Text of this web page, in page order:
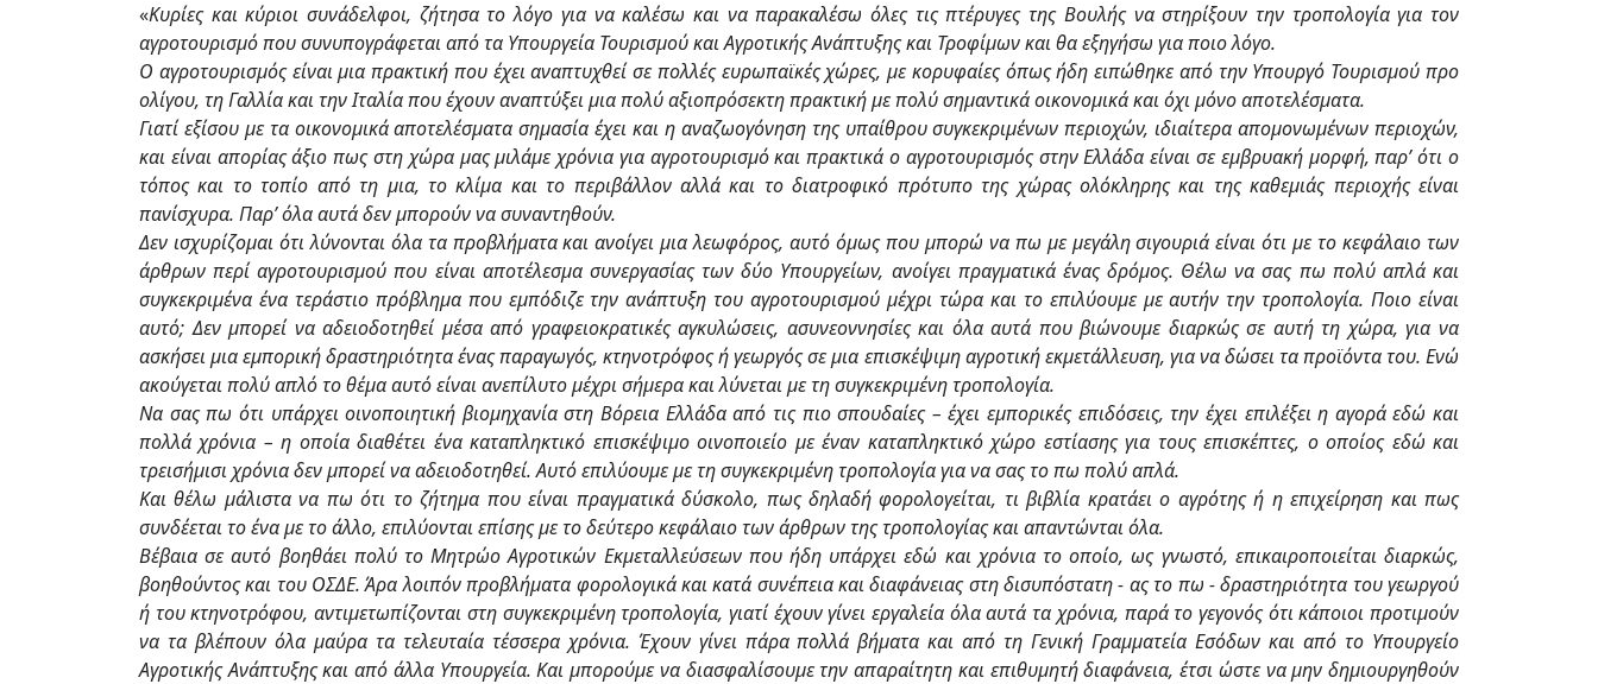
«Κυρίες και κύριοι συνάδελφοι, ζήτησα το λόγο για να καλέσω και να παρακαλέσω όλες τις πτέρυγες της Βουλής να στηρίξουν την τροπολογία για τον
αγροτουρισμό που συνυπογράφεται από τα Υπουργεία Τουρισμού και Αγροτικής Ανάπτυξης και Τροφίμων και θα εξηγήσω για ποιο λόγο.
Ο αγροτουρισμός είναι μια πρακτική που έχει αναπτυχθεί σε πολλές ευρωπαϊκές χώρες, με κορυφαίες όπως ήδη ειπώθηκε από την Υπουργό Τουρισμού προ
ολίγου, τη Γαλλία και την Ιταλία που έχουν αναπτύξει μια πολύ αξιοπρόσεκτη πρακτική με πολύ σημαντικά οικονομικά και όχι μόνο αποτελέσματα.
Γιατί εξίσου με τα οικονομικά αποτελέσματα σημασία έχει και η αναζωογόνηση της υπαίθρου συγκεκριμένων περιοχών, ιδιαίτερα απομονωμένων περιοχών,
και είναι απορίας άξιο πως στη χώρα μας μιλάμε χρόνια για αγροτουρισμό και πρακτικά ο αγροτουρισμός στην Ελλάδα είναι σε εμβρυακή μορφή, παρ’ ότι ο
τόπος και το τοπίο από τη μια, το κλίμα και το περιβάλλον αλλά και το διατροφικό πρότυπο της χώρας ολόκληρης και της καθεμιάς περιοχής είναι
πανίσχυρα. Παρ’ όλα αυτά δεν μπορούν να συναντηθούν.
Δεν ισχυρίζομαι ότι λύνονται όλα τα προβλήματα και ανοίγει μια λεωφόρος, αυτό όμως που μπορώ να πω με μεγάλη σιγουριά είναι ότι με το κεφάλαιο των
άρθρων περί αγροτουρισμού που είναι αποτέλεσμα συνεργασίας των δύο Υπουργείων, ανοίγει πραγματικά ένας δρόμος. Θέλω να σας πω πολύ απλά και
συγκεκριμένα ένα τεράστιο πρόβλημα που εμπόδιζε την ανάπτυξη του αγροτουρισμού μέχρι τώρα και το επιλύουμε με αυτήν την τροπολογία. Ποιο είναι
αυτό; Δεν μπορεί να αδειοδοτηθεί μέσα από γραφειοκρατικές αγκυλώσεις, ασυνεοννησίες και όλα αυτά που βιώνουμε διαρκώς σε αυτή τη χώρα, για να
ασκήσει μια εμπορική δραστηριότητα ένας παραγωγός, κτηνοτρόφος ή γεωργός σε μια επισκέψιμη αγροτική εκμετάλλευση, για να δώσει τα προϊόντα του. Ενώ
ακούγεται πολύ απλό το θέμα αυτό είναι ανεπίλυτο μέχρι σήμερα και λύνεται με τη συγκεκριμένη τροπολογία.
Να σας πω ότι υπάρχει οινοποιητική βιομηχανία στη Βόρεια Ελλάδα από τις πιο σπουδαίες – έχει εμπορικές επιδόσεις, την έχει επιλέξει η αγορά εδώ και
πολλά χρόνια – η οποία διαθέτει ένα καταπληκτικό επισκέψιμο οινοποιείο με έναν καταπληκτικό χώρο εστίασης για τους επισκέπτες, ο οποίος εδώ και
τρεισήμισι χρόνια δεν μπορεί να αδειοδοτηθεί. Αυτό επιλύουμε με τη συγκεκριμένη τροπολογία για να σας το πω πολύ απλά.
Και θέλω μάλιστα να πω ότι το ζήτημα που είναι πραγματικά δύσκολο, πως δηλαδή φορολογείται, τι βιβλία κρατάει ο αγρότης ή η επιχείρηση και πως
συνδέεται το ένα με το άλλο, επιλύονται επίσης με το δεύτερο κεφάλαιο των άρθρων της τροπολογίας και απαντώνται όλα.
Βέβαια σε αυτό βοηθάει πολύ το Μητρώο Αγροτικών Εκμεταλλεύσεων που ήδη υπάρχει εδώ και χρόνια το οποίο, ως γνωστό, επικαιροποιείται διαρκώς,
βοηθούντος και του ΟΣΔΕ. Άρα λοιπόν προβλήματα φορολογικά και κατά συνέπεια και διαφάνειας στη δισυπόστατη - ας το πω - δραστηριότητα του γεωργού
ή του κτηνοτρόφου, αντιμετωπίζονται στη συγκεκριμένη τροπολογία, γιατί έχουν γίνει εργαλεία όλα αυτά τα χρόνια, παρά το γεγονός ότι κάποιοι προτιμούν
να τα βλέπουν όλα μαύρα τα τελευταία τέσσερα χρόνια. Έχουν γίνει πάρα πολλά βήματα και από τη Γενική Γραμματεία Εσόδων και από το Υπουργείο
Αγροτικής Ανάπτυξης και από άλλα Υπουργεία. Και μπορούμε να διασφαλίσουμε την απαραίτητη και επιθυμητή διαφάνεια, έτσι ώστε να μην δημιουργηθούν